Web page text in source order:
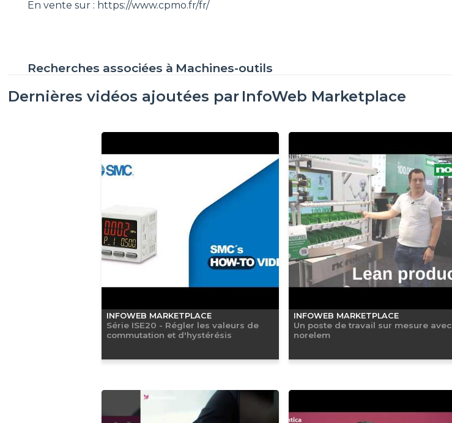
En vente sur : https://www.cpmo.fr/fr/
Recherches associées à Machines-outils
Dernières vidéos ajoutées par InfoWeb Marketplace
INFOWEB MARKETPLACE
Série ISE20 - Régler les valeurs de
commutation et d'hystérésis
INFOWEB MARKETPLACE
Un poste de travail sur mesure avec
norelem